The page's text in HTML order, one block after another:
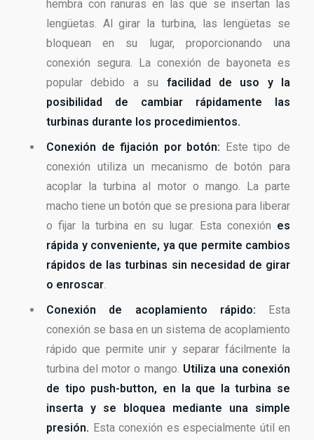
hembra con ranuras en las que se insertan las
lengüetas. Al girar la turbina, las lengüetas se
bloquean en su lugar, proporcionando una
conexión segura. La conexión de bayoneta es
popular debido a su facilidad de uso y la
posibilidad de cambiar rápidamente las
turbinas durante los procedimientos.
Conexión de fijación por botón: Este tipo de
conexión utiliza un mecanismo de botón para
acoplar la turbina al motor o mango. La parte
macho tiene un botón que se presiona para liberar
o fijar la turbina en su lugar. Esta conexión es
rápida y conveniente, ya que permite cambios
rápidos de las turbinas sin necesidad de girar
o enroscar.
Conexión de acoplamiento rápido: Esta
conexión se basa en un sistema de acoplamiento
rápido que permite unir y separar fácilmente la
turbina del motor o mango. Utiliza una conexión
de tipo push-button, en la que la turbina se
inserta y se bloquea mediante una simple
presión. Esta conexión es especialmente útil en